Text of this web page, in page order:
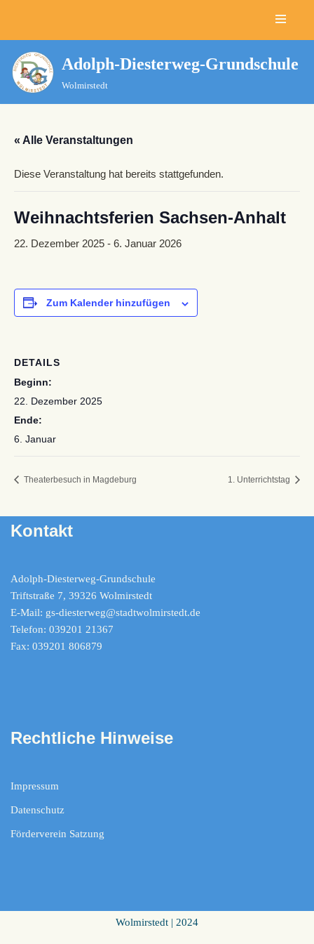
Zum
Inhalt
springen
Adolph-Diesterweg-Grundschule
Wolmirstedt
« Alle Veranstaltungen
Diese Veranstaltung hat bereits stattgefunden.
Weihnachtsferien Sachsen-Anhalt
22. Dezember 2025 - 6. Januar 2026
Zum Kalender hinzufügen
DETAILS
Beginn:
22. Dezember 2025
Ende:
6. Januar
Theaterbesuch in Magdeburg 1. Unterrichtstag
Kontakt
Adolph-Diesterweg-Grundschule
Triftstraße 7, 39326 Wolmirstedt
E-Mail: gs-diesterweg@stadtwolmirstedt.de
Telefon: 039201 21367
Fax: 039201 806879
Rechtliche Hinweise
Impressum
Datenschutz
Förderverein Satzung
Wolmirstedt | 2024